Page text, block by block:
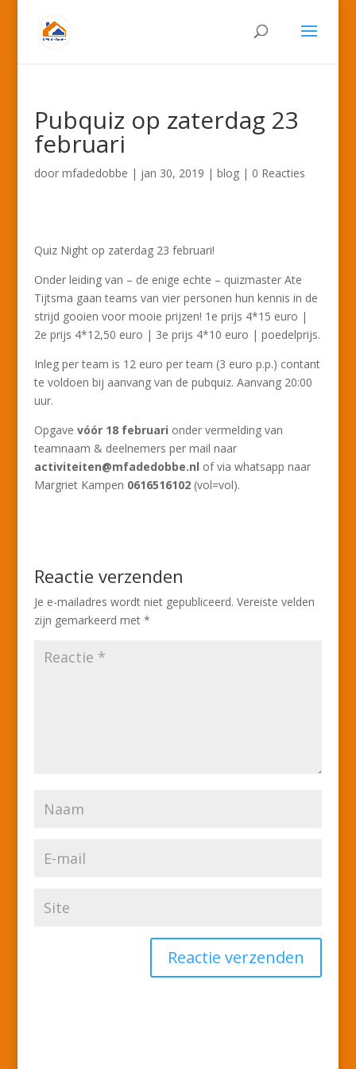
Pubquiz op zaterdag 23
februari
door mfadedobbe | jan 30, 2019 | blog| 0 Reacties
Quiz Night op zaterdag 23 februari!
Onder leiding van – de enige echte – quizmaster Ate
Tijtsma gaan teams van vier personen hun kennis in de
strijd gooien voor mooie prijzen! 1e prijs 4*15 euro |
2e prijs 4*12,50 euro | 3e prijs 4*10 euro | poedelprijs.
Inleg per team is 12 euro per team (3 euro p.p.) contant
te voldoen bij aanvang van de pubquiz. Aanvang 20:00
uur.
Opgave vóór 18 februari onder vermelding van
teamnaam & deelnemers per mail naar
activiteiten@mfadedobbe.nl of via whatsapp naar
Margriet Kampen 0616516102(vol=vol).
Reactie verzenden
Je e-mailadres wordt niet gepubliceerd. Vereiste velden
zijn gemarkeerd met *